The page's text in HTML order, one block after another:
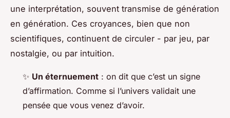
une interprétation, souvent transmise de génération
en génération. Ces croyances, bien que non
scientifiques, continuent de circuler - par jeu, par
nostalgie, ou par intuition.
✨ Un éternuement : on dit que c’est un signe
d’affirmation. Comme si l’univers validait une
pensée que vous venez d’avoir.